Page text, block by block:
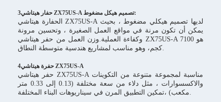
3حفار هيتاشي ZX75US-A تصميم هيكل مضغوط:
الحفارة هيتاشي ZX75US-A لديها تصميم هيكلي مضغوط ، بحيث
يمكن أن تكون مرنة في مواقع العمل الصغيرة ، وتحسين مرونة
وكفاءة العملية.وزن العمل من حفر هيتاشي ZX75US-A هو 7100
كجم، وهو مناسب لمشاريع هندسية متوسطة النطاق.
4حفرة هيتاشي ZX75US-A
حفر هيتاشي ZX75US-A مناسبة لمجموعة متنوعة من التكوينات
والاكسسوارات ، مثل دلاء من سعة مختلفة (0.13 إلى 0.33 متر
مكعب) ،تمكين التطبيق المرن في سيناريوهات البناء المختلفة.